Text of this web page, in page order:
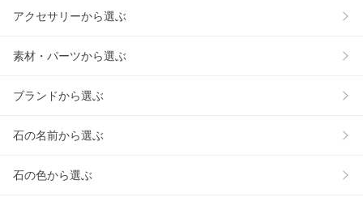
アクセサリーから選ぶ
素材・パーツから選ぶ
ブランドから選ぶ
石の名前から選ぶ
石の色から選ぶ